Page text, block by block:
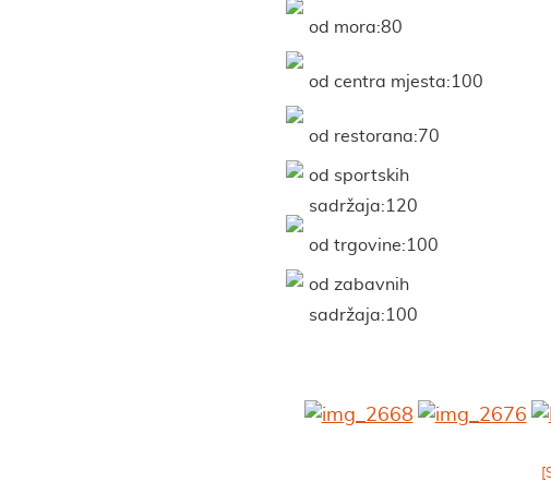
od mora:80
od centra mjesta:100
od restorana:70
od sportskih
sadržaja:120
od trgovine:100
od zabavnih
sadržaja:100